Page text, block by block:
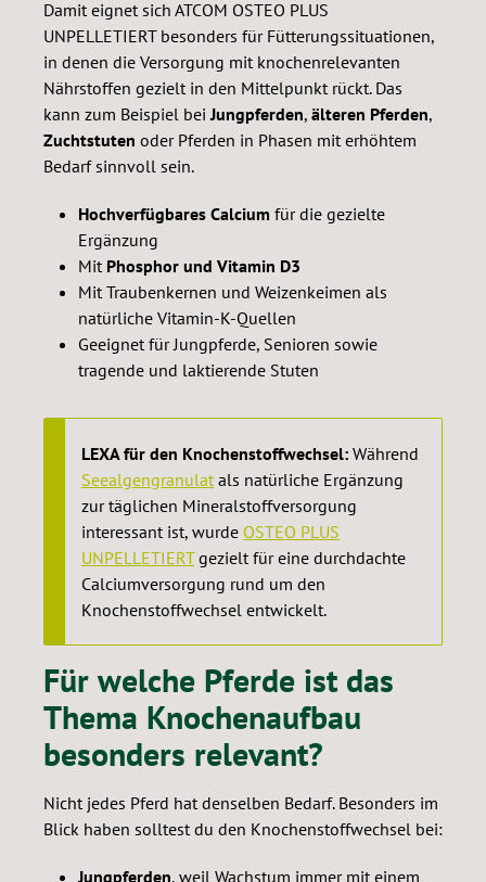
Damit eignet sich ATCOM OSTEO PLUS
UNPELLETIERT besonders für Fütterungssituationen,
in denen die Versorgung mit knochenrelevanten
Nährstoffen gezielt in den Mittelpunkt rückt. Das
kann zum Beispiel beiJungpferden, älteren Pferden,
Zuchtstuten oder Pferden in Phasen mit erhöhtem
Bedarf sinnvoll sein.
Hochverfügbares Calcium für die gezielte
Ergänzung
Mit Phosphor und Vitamin D3
Mit Traubenkernen und Weizenkeimen als
natürliche Vitamin-K-Quellen
Geeignet für Jungpferde, Senioren sowie
tragende und laktierende Stuten
LEXA für den Knochenstoffwechsel: Während
Seealgengranulatals natürliche Ergänzung
zur täglichen Mineralstoffversorgung
interessant ist, wurde OSTEO PLUS
UNPELLETIERTgezielt für eine durchdachte
Calciumversorgung rund um den
Knochenstoffwechsel entwickelt.
Für welche Pferde ist das
Thema Knochenaufbau
besonders relevant?
Nicht jedes Pferd hat denselben Bedarf. Besonders im
Blick haben solltest du den Knochenstoffwechsel bei:
Jungpferden, weil Wachstum immer mit einem